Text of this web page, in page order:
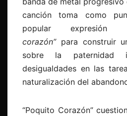
canción toma como
popular expresión
corazón”para construir
sobre la paternidad
desigualdades en las
naturalización del
“Poquito Corazón”